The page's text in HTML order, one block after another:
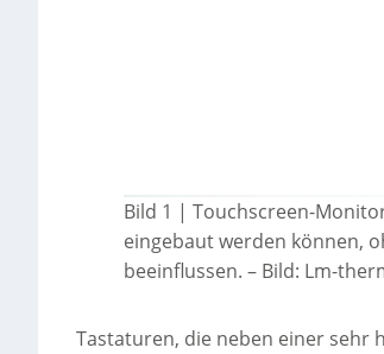
Bild 1 | Touchscreen-
eingebaut werden können,
beeinflussen. – Bild: Lm-
Tastaturen, die neben einer sehr